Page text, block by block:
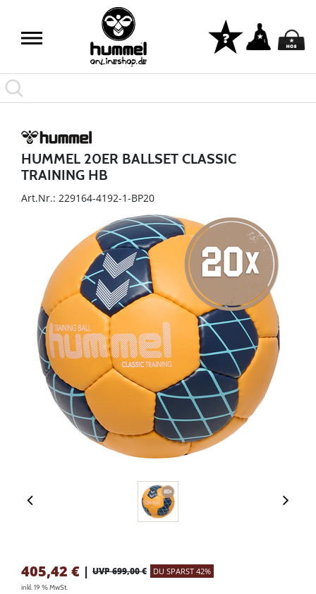
HUMMEL 20ER BALLSET CLASSIC
TRAINING HB
Art.Nr.: 229164-4192-1-BP20
405,42 € | UVP 699,00 € DU SPARST 42%
inkl. 19 % MwSt.